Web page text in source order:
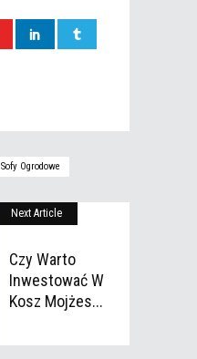
Sofy Ogrodowe
Next Article
Czy Warto
Inwestować W
Kosz Mojżes...